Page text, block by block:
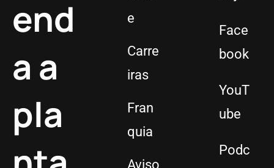
end
a a
pla
e
Carre
iras
Fran
quia
Aviso
Face
book
YouT
ube
Podc